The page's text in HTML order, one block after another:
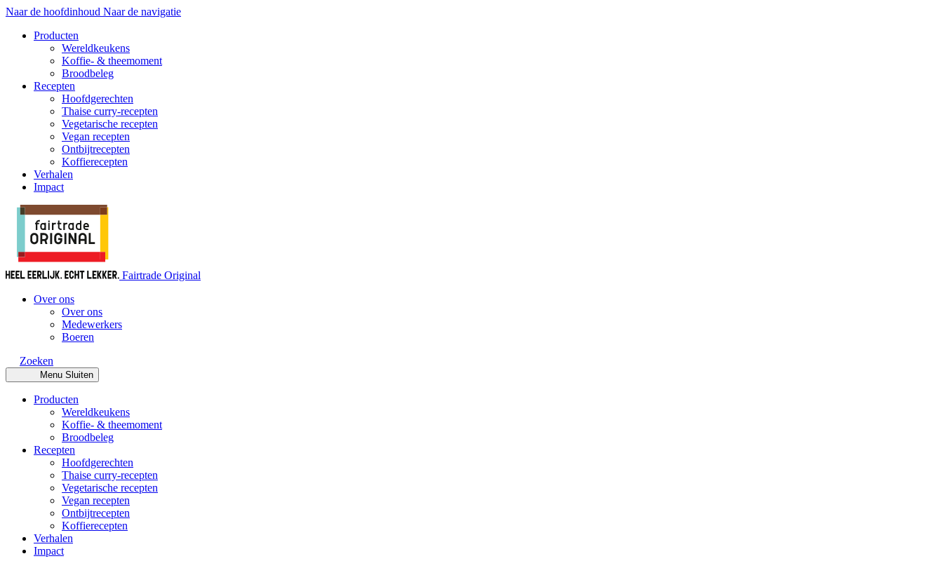
Naar de hoofdinhoud Naar de navigatie
Producten
Wereldkeukens
Koffie- & theemoment
Broodbeleg
Recepten
Hoofdgerechten
Thaise curry-recepten
Vegetarische recepten
Vegan recepten
Ontbijtrecepten
Koffierecepten
Verhalen
Impact
Fairtrade Original
Over ons
Over ons
Medewerkers
Boeren
Zoeken
Menu Sluiten
Producten
Wereldkeukens
Koffie- & theemoment
Broodbeleg
Recepten
Hoofdgerechten
Thaise curry-recepten
Vegetarische recepten
Vegan recepten
Ontbijtrecepten
Koffierecepten
Verhalen
Impact